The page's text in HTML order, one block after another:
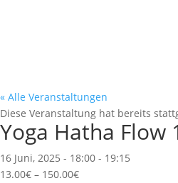
« Alle Veranstaltungen
Diese Veranstaltung hat bereits
Yoga Hatha Flow
16 Juni, 2025 - 18:00 - 19:15
13.00€ – 150.00€